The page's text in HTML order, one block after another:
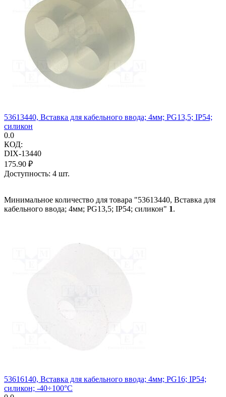
53613440, Вставка для кабельного ввода; 4мм; PG13,5; IP54;
силикон
0.0
КОД:
DIX-13440
175.90 ₽
Доступность: 4 шт.
Минимальное количество для товара "53613440, Вставка для
кабельного ввода; 4мм; PG13,5; IP54; силикон" 1.
53616140, Вставка для кабельного ввода; 4мм; PG16; IP54;
силикон; -40÷100°C